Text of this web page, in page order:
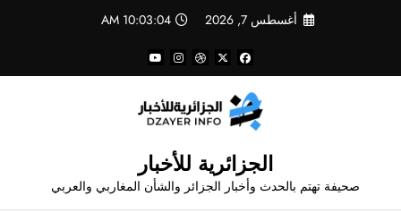
أغسطس 7, 2026 10:03:05 AM
الجزائرية للأخبار
صحيفة تهتم بالحدث وأخبار الجزائر والشأن المغاربي والعربي